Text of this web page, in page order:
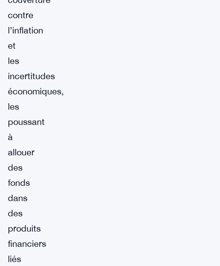
contre
l’inflation
et
les
incertitudes
économiques,
les
poussant
à
allouer
des
fonds
dans
des
produits
financiers
liés